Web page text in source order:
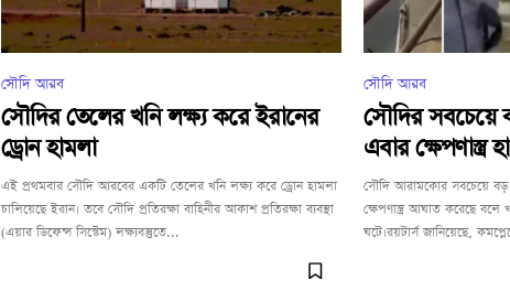
সৌদি আরব
সৌদির তেলের খনি লক্ষ্য করে ইরানের
ড্রোন হামলা
এই প্রথমবার সৌদি আরবের একটি তেলের খনি লক্ষ্য করে ড্রোন হামলা
চালিয়েছে ইরান। তবে সৌদি প্রতিরক্ষা বাহিনীর আকাশ প্রতিরক্ষা ব্যবস্থা
(এয়ার ডিফেন্স সিস্টেম) লক্ষ্যবস্তুতে...
সৌদি আরব
সৌদির সবচেয়ে
এবার ক্ষেপণাস্ত্র
সৌদি আরামকোর সবচেয়ে বড়
ক্ষেপণাস্ত্র আঘাত করেছে
ঘটে।রয়টার্স জানিয়েছে,